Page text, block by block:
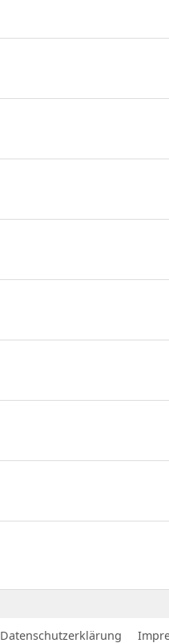
Datenschutzerklärung